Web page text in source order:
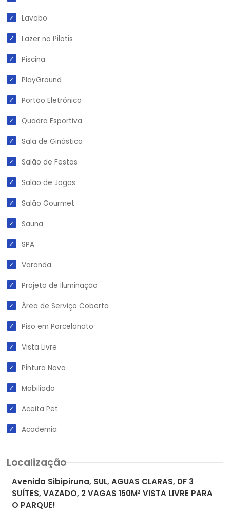
Lavabo
Lazer no Pilotis
Piscina
PlayGround
Portão Eletrônico
Quadra Esportiva
Sala de Ginástica
Salão de Festas
Salão de Jogos
Salão Gourmet
Sauna
SPA
Varanda
Projeto de Iluminação
Área de Serviço Coberta
Piso em Porcelanato
Vista Livre
Pintura Nova
Mobiliado
Aceita Pet
Academia
Localização
Avenida Sibipiruna, SUL, AGUAS CLARAS, DF 3
SUÍTES, VAZADO, 2 VAGAS 150M² VISTA LIVRE PARA
O PARQUE!